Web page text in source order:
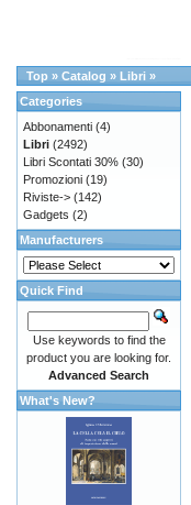
Top » Catalog » Libri »
Categories
Abbonamenti (4)
Libri (2492)
Libri Scontati 30% (30)
Promozioni (19)
Riviste-> (142)
Gadgets (2)
Manufacturers
Quick Find
Use keywords to find the
product you are looking for.
Advanced Search
What's New?